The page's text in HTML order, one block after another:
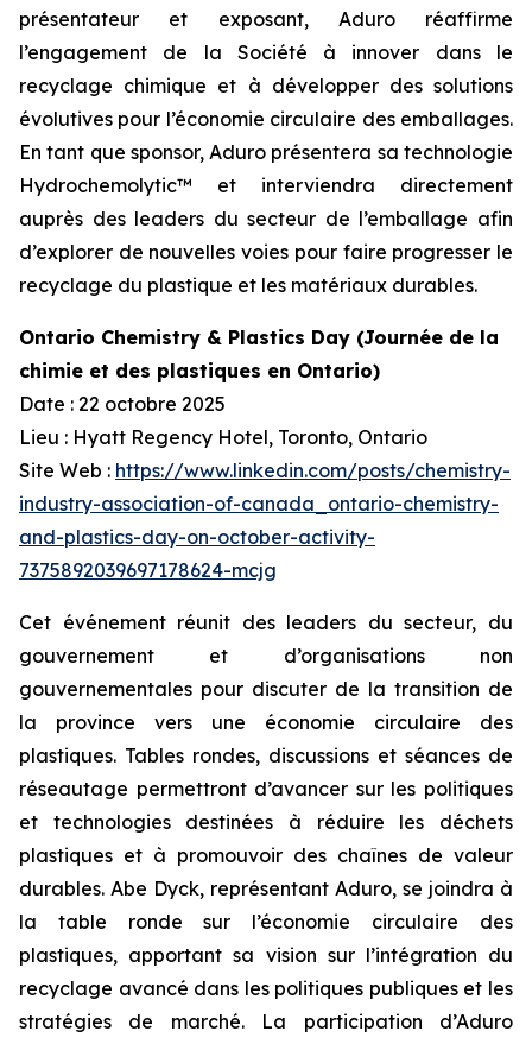
présentateur et exposant, Aduro réaffirme
l’engagement de la Société à innover dans le
recyclage chimique et à développer des solutions
évolutives pour l’économie circulaire des emballages.
En tant que sponsor, Aduro présentera sa technologie
Hydrochemolytic™ et interviendra directement
auprès des leaders du secteur de l’emballage afin
d’explorer de nouvelles voies pour faire progresser le
recyclage du plastique et les matériaux durables.
Ontario Chemistry & Plastics Day (Journée de la
chimie et des plastiques en Ontario)
Date : 22 octobre 2025
Lieu : Hyatt Regency Hotel, Toronto, Ontario
Site Web : https://www.linkedin.com/posts/chemistry-
industry-association-of-canada_ontario-chemistry-
and-plastics-day-on-october-activity-
7375892039697178624-mcjg
Cet événement réunit des leaders du secteur, du
gouvernement et d’organisations non
gouvernementales pour discuter de la transition de
la province vers une économie circulaire des
plastiques. Tables rondes, discussions et séances de
réseautage permettront d’avancer sur les politiques
et technologies destinées à réduire les déchets
plastiques et à promouvoir des chaînes de valeur
durables. Abe Dyck, représentant Aduro, se joindra à
la table ronde sur l’économie circulaire des
plastiques, apportant sa vision sur l’intégration du
recyclage avancé dans les politiques publiques et les
stratégies de marché. La participation d’Aduro